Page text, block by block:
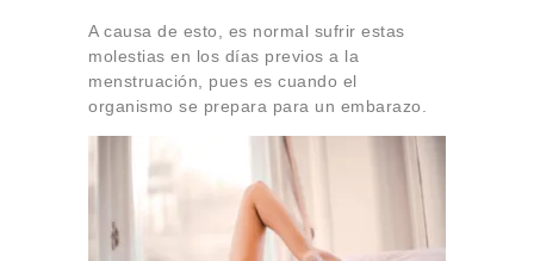
A causa de esto, es normal sufrir estas
molestias en los días previos a la
menstruación, pues es cuando el
organismo se prepara para un embarazo.